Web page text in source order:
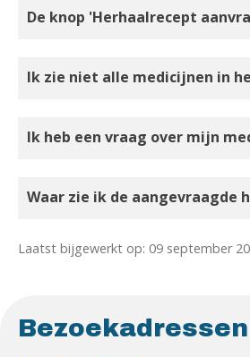
De knop 'Herhaalrecept
Ik zie niet alle medicijnen in
Ik heb een vraag over mijn
Waar zie ik de aangevraagde
Laatst bijgewerkt op: 09 september
Bezoekadressen